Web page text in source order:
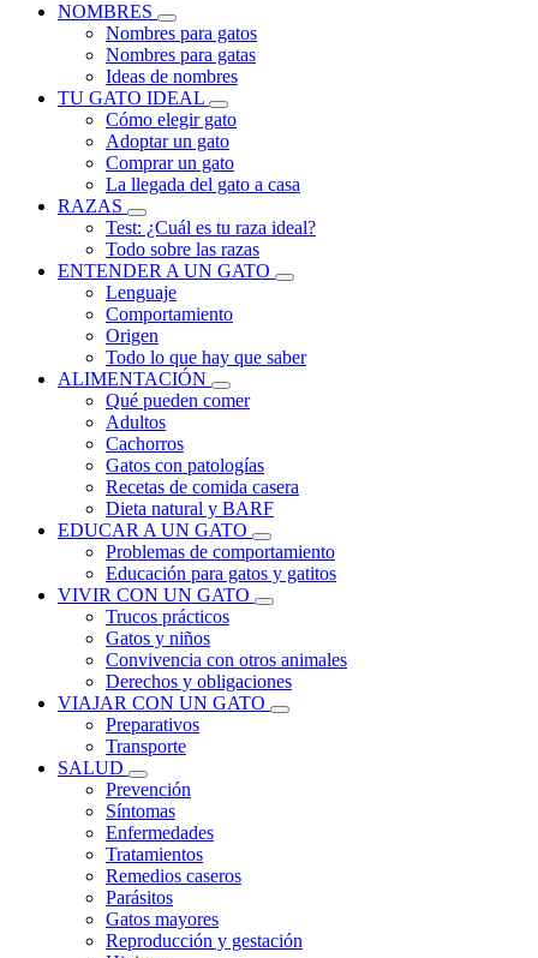
NOMBRES
Nombres para gatos
Nombres para gatas
Ideas de nombres
TU GATO IDEAL
Cómo elegir gato
Adoptar un gato
Comprar un gato
La llegada del gato a casa
RAZAS
Test: ¿Cuál es tu raza ideal?
Todo sobre las razas
ENTENDER A UN GATO
Lenguaje
Comportamiento
Origen
Todo lo que hay que saber
ALIMENTACIÓN
Qué pueden comer
Adultos
Cachorros
Gatos con patologías
Recetas de comida casera
Dieta natural y BARF
EDUCAR A UN GATO
Problemas de comportamiento
Educación para gatos y gatitos
VIVIR CON UN GATO
Trucos prácticos
Gatos y niños
Convivencia con otros animales
Derechos y obligaciones
VIAJAR CON UN GATO
Preparativos
Transporte
SALUD
Prevención
Síntomas
Enfermedades
Tratamientos
Remedios caseros
Parásitos
Gatos mayores
Reproducción y gestación